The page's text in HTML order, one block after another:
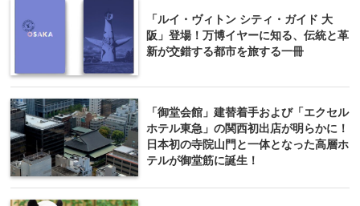
「ルイ・ヴィトン シティ・ガイド 大
阪」登場！万博イヤーに知る、伝統と革
新が交錯する都市を旅する一冊
「御堂会館」建替着手および「エクセル
ホテル東急」の関西初出店が明らかに！
日本初の寺院山門と一体となった高層ホ
テルが御堂筋に誕生！